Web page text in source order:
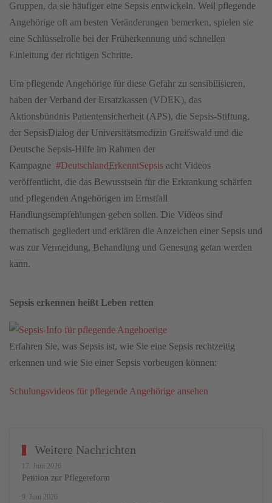
Gruppen, da sie häufiger eine Sepsis entwickeln. Weil pflegende
Angehörige oft am besten Veränderungen bemerken, spielen sie
eine Schlüsselrolle bei der Früherkennung und schnellen
Einleitung der richtigen Schritte.
Um pflegende Angehörige für diese Gefahr zu sensibilisieren,
haben der Verband der Ersatzkassen (VDEK), das
Aktionsbündnis Patientensicherheit (APS), die Sepsis-Stiftung,
der SepsisDialog der Universitätsmedizin Greifswald und die
Deutsche Sepsis-Hilfe im Rahmen der
Kampagne #DeutschlandErkenntSepsis acht Videos
veröffentlicht, die das Bewusstsein für die Erkrankung schärfen
und pflegenden Angehörigen im Ernstfall
Handlungsempfehlungen geben sollen. Die Videos sind
thematisch gegliedert und erklären die Anzeichen einer Sepsis und
was zur Vermei­dung, Behandlung und Genesung getan werden
kann.
Sepsis erkennen heißt Leben retten
Erfahren Sie, was Sepsis ist, wie Sie eine Sepsis rechtzeitig
erkennen und wie Sie einer Sepsis vorbeugen können:
Schulungsvideos für pflegende Angehörige ansehen
Weitere Nachrichten
17. Juni 2026
Petition zur Pflegereform
9. Juni 2026